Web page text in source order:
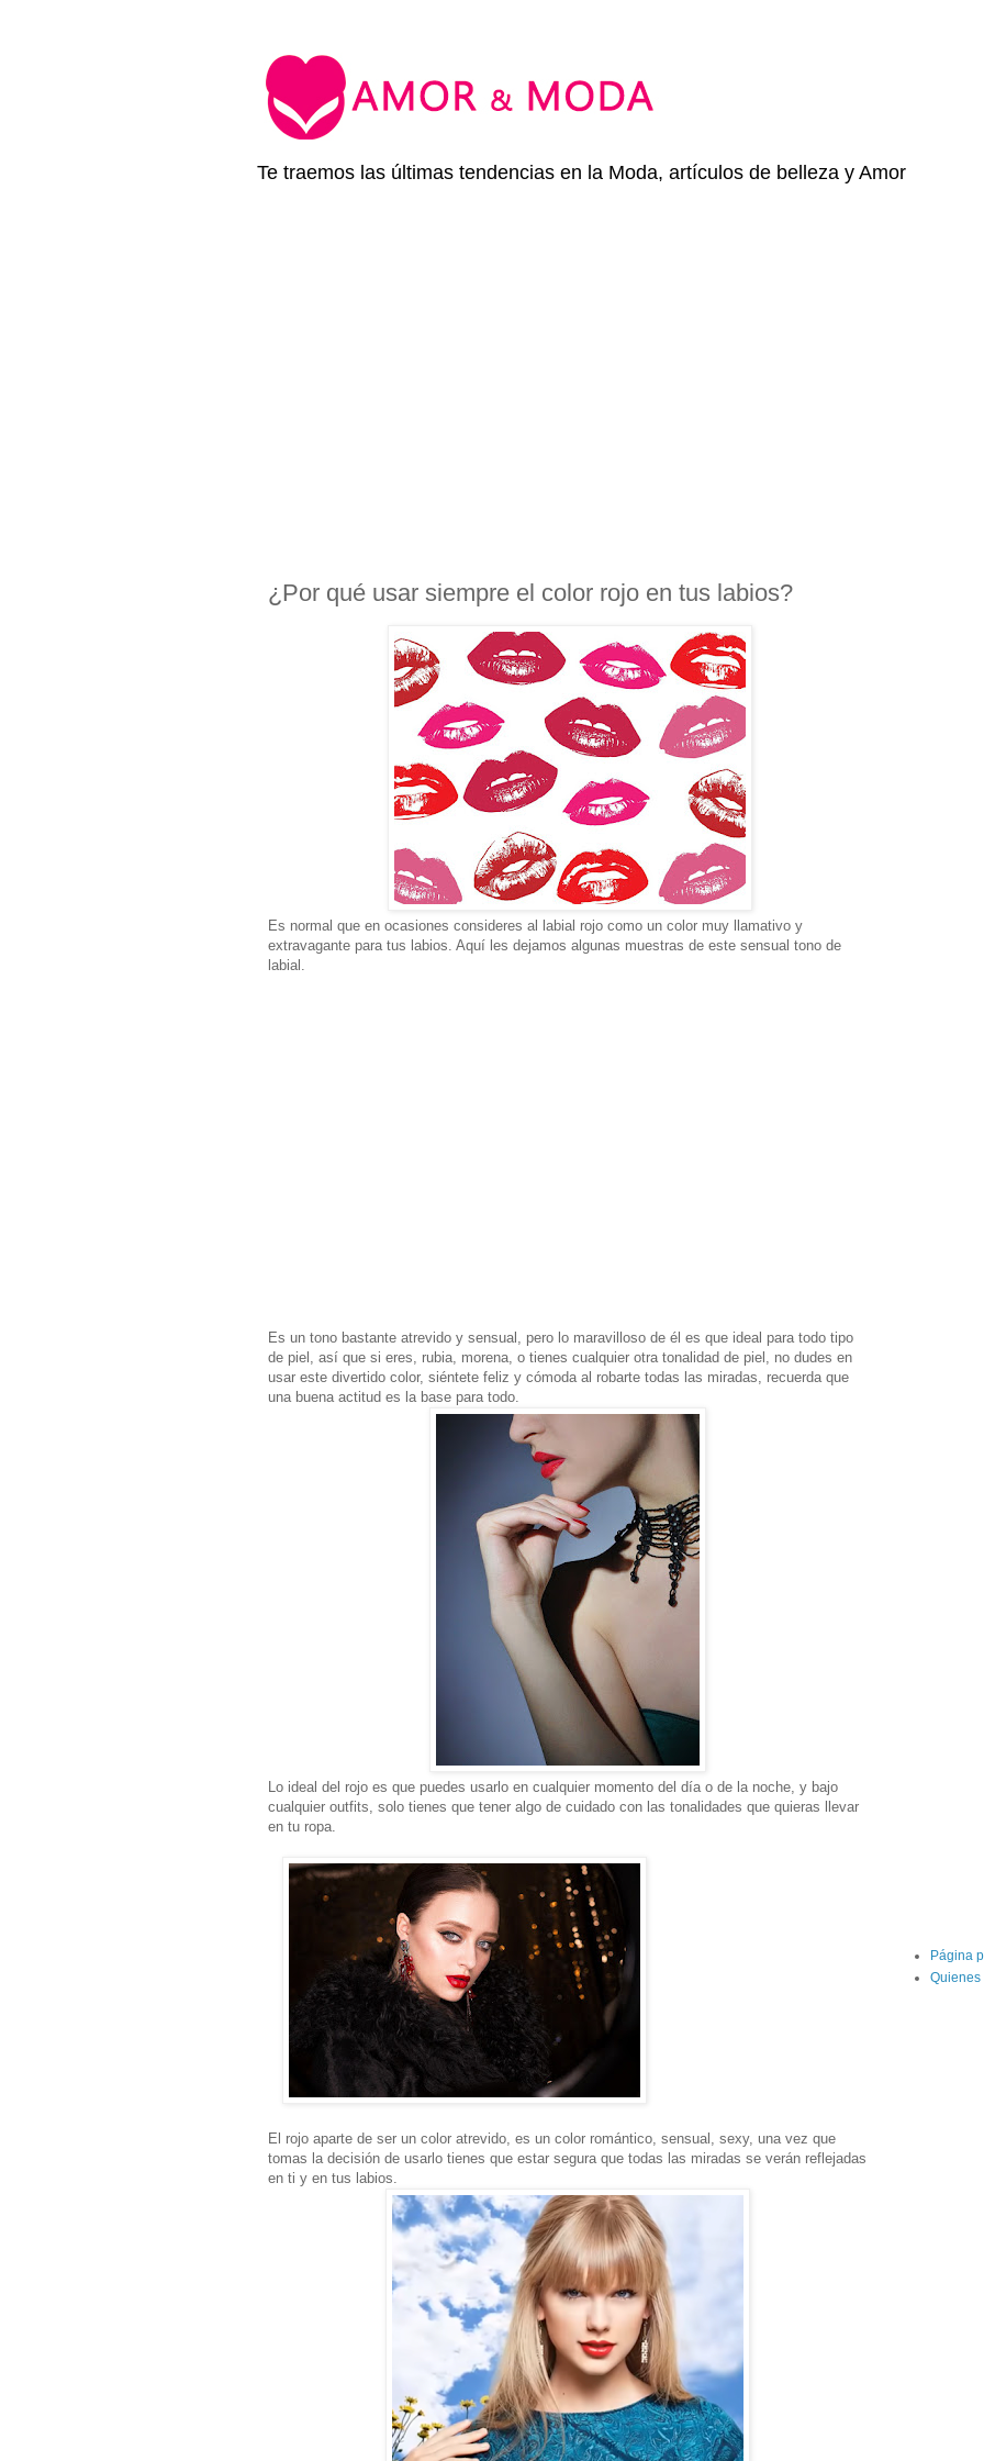
Te traemos las últimas tendencias en la Moda, artículos de belleza y Amor
¿Por qué usar siempre el color rojo en tus labios?
Es normal que en ocasiones consideres al labial rojo como un color muy llamativo y
extravagante para tus labios. Aquí les dejamos algunas muestras de este sensual tono de
labial.
Es un tono bastante atrevido y sensual, pero lo maravilloso de él es que ideal para todo tipo
de piel, así que si eres, rubia, morena, o tienes cualquier otra tonalidad de piel, no dudes en
usar este divertido color, siéntete feliz y cómoda al robarte todas las miradas, recuerda que
una buena actitud es la base para todo.
Lo ideal del rojo es que puedes usarlo en cualquier momento del día o de la noche, y bajo
cualquier outfits, solo tienes que tener algo de cuidado con las tonalidades que quieras llevar
en tu ropa.
El rojo aparte de ser un color atrevido, es un color romántico, sensual, sexy, una vez que
tomas la decisión de usarlo tienes que estar segura que todas las miradas se verán reflejadas
en ti y en tus labios.
Página
Quienes